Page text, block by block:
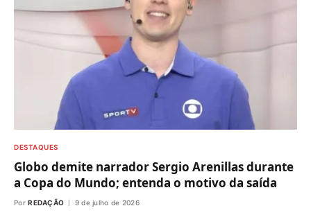
DESTAQUES
Globo demite narrador Sergio Arenillas durante
a Copa do Mundo; entenda o motivo da saída
Por REDAÇÃO 9 de julho de 2026